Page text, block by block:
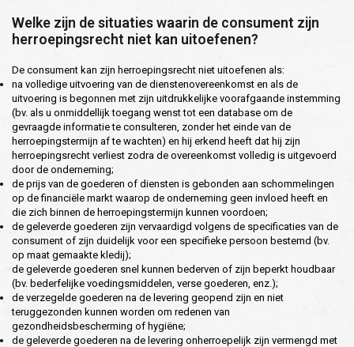
Welke zijn de situaties waarin de consument zijn
herroepingsrecht niet kan uitoefenen?
De consument kan zijn herroepingsrecht niet uitoefenen als:
na volledige uitvoering van de dienstenovereenkomst en als de
uitvoering is begonnen met zijn uitdrukkelijke voorafgaande instemming
(bv. als u onmiddellijk toegang wenst tot een database om de
gevraagde informatie te consulteren, zonder het einde van de
herroepingstermijn af te wachten) en hij erkend heeft dat hij zijn
herroepingsrecht verliest zodra de overeenkomst volledig is uitgevoerd
door de onderneming;
de prijs van de goederen of diensten is gebonden aan schommelingen
op de financiële markt waarop de onderneming geen invloed heeft en
die zich binnen de herroepingstermijn kunnen voordoen;
de geleverde goederen zijn vervaardigd volgens de specificaties van de
consument of zijn duidelijk voor een specifieke persoon bestemd (bv.
op maat gemaakte kledij);
de geleverde goederen snel kunnen bederven of zijn beperkt houdbaar
(bv. bederfelijke voedingsmiddelen, verse goederen, enz.);
de verzegelde goederen na de levering geopend zijn en niet
teruggezonden kunnen worden om redenen van
gezondheidsbescherming of hygiëne;
de geleverde goederen na de levering onherroepelijk zijn vermengd met